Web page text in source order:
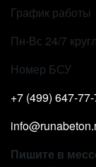
График работы
Пн-Вс 24/7
Номер БСУ
+7 (499) 647-77-
Пишите в